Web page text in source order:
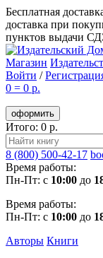
Бесплатная
доставка при
пунктов выдачи
Магазин
Войти /
0 = 0 р.
оформить
Итого: 0 р.
8 (800) 500-42-17
Время работы:
Пн-Пт: с 10:00 до
Время работы:
Пн-Пт: с 10:00 до
Авторы Книги